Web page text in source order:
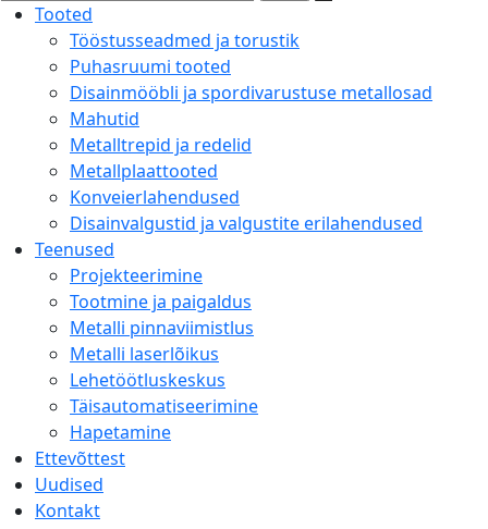
Tooted
Tööstusseadmed ja torustik
Puhasruumi tooted
Disainmööbli ja spordivarustuse metallosad
Mahutid
Metalltrepid ja redelid
Metallplaattooted
Konveierlahendused
Disainvalgustid ja valgustite erilahendused
Teenused
Projekteerimine
Tootmine ja paigaldus
Metalli pinnaviimistlus
Metalli laserlõikus
Lehetöötluskeskus
Täisautomatiseerimine
Hapetamine
Ettevõttest
Uudised
Kontakt